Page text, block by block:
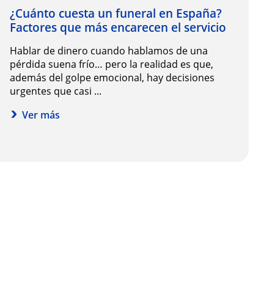
¿Cuánto cuesta un funeral en España?
Factores que más encarecen el servicio
Hablar de dinero cuando hablamos de una
pérdida suena frío… pero la realidad es que,
además del golpe emocional, hay decisiones
urgentes que casi ...
Ver más